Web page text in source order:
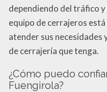
dependiendo del tráfico
equipo de cerrajeros
atender sus necesidades
de cerrajería que tenga.
¿Cómo puedo
Fuengirola?